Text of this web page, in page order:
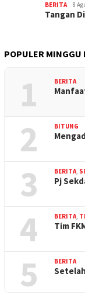
BERITA 8
Tangan
POPULER MINGGU
1 BERITA
2 BITUNG
3 BERITA,
Pj
4 BERITA,
Tim
5 BERITA